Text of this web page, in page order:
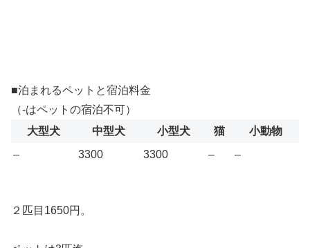
■泊まれるペットと宿泊料金
（-はペットの宿泊不可）
大型犬
中型犬 小型犬 猫
小動物
–
3300 3300 – –
２匹目1650円。